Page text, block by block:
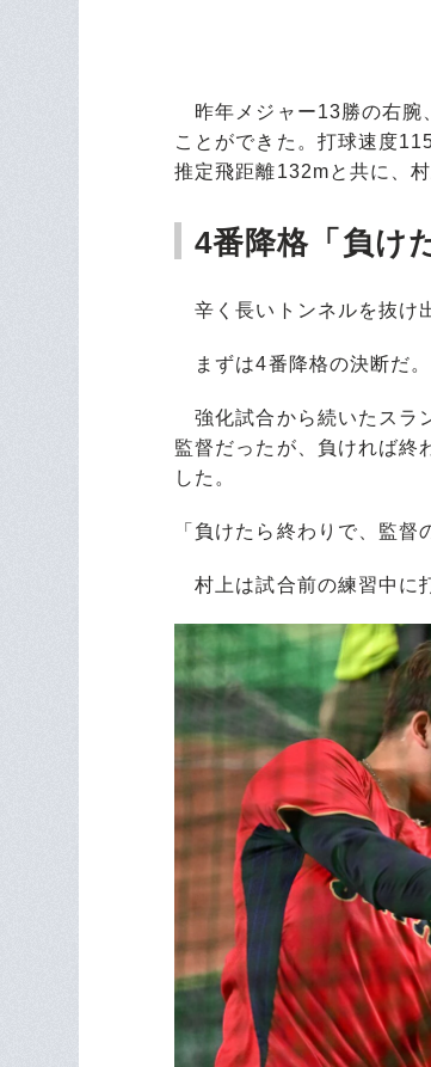
昨年メジャー13勝の右腕
ことができた。打球速度
推定飛距離132mと共に、
4番降格「負け
辛く長いトンネルを抜け
まずは4番降格の決断だ。
強化試合から続いたスラ
監督だったが、負ければ終
した。
「負けたら終わりで、監
村上は試合前の練習中に